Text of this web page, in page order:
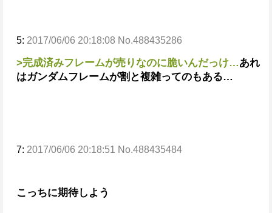
5: 2017/06/06 20:18:08 No.488435286
>完成済みフレームが売りなのに脆いんだっけ…あれ
はガンダムフレームが割と複雑ってのもある…
7: 2017/06/06 20:18:51 No.488435484
こっちに期待しよう